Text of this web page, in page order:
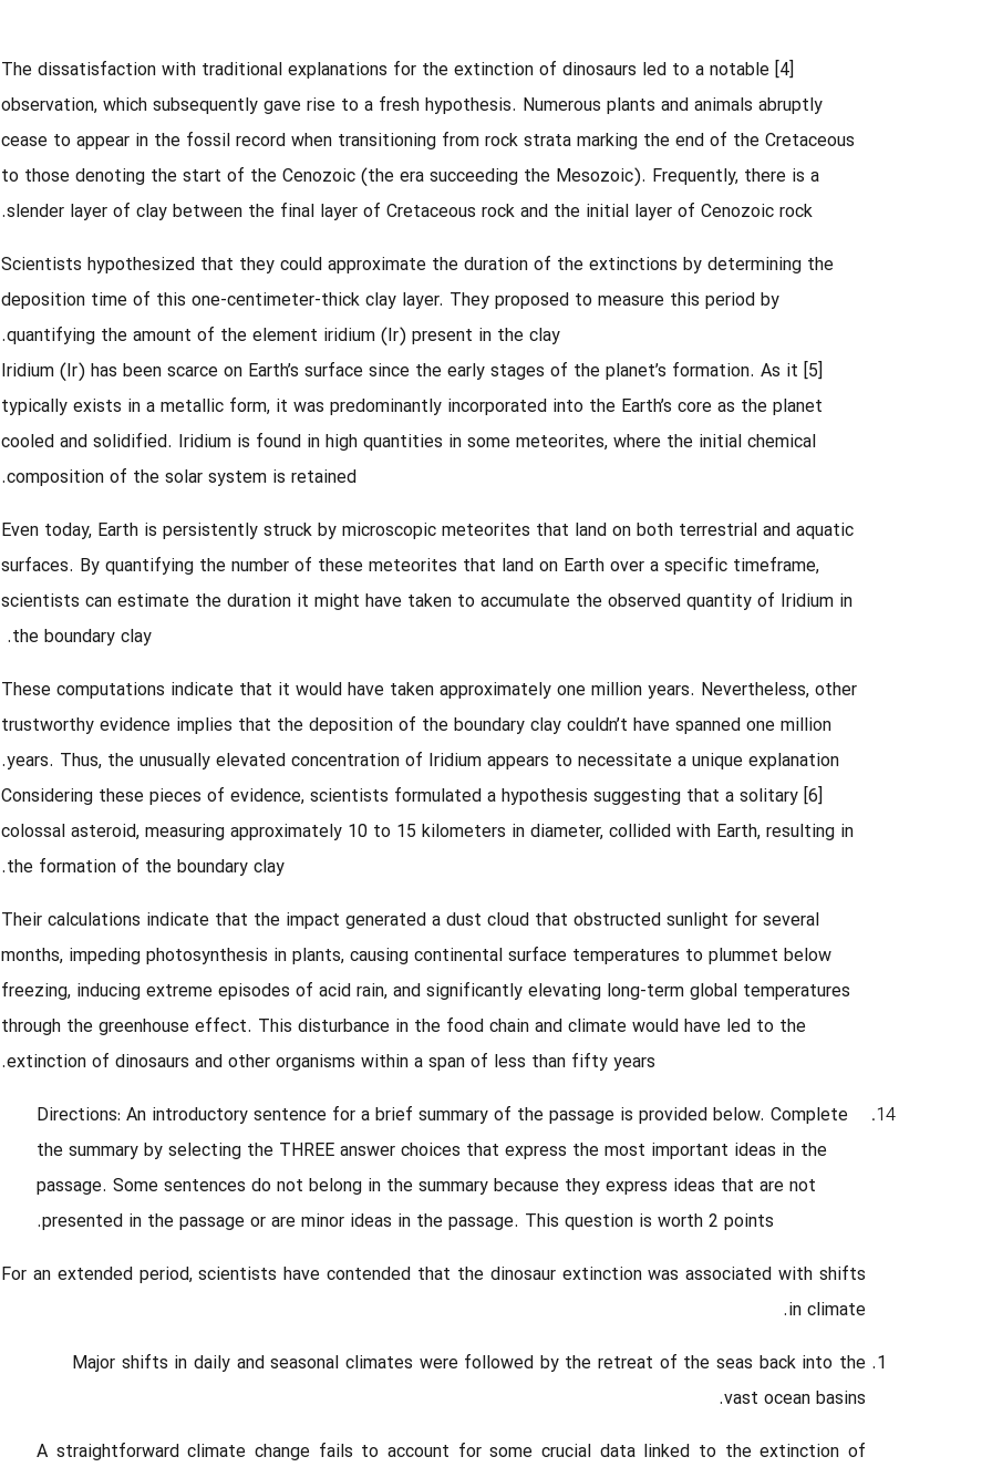
[4] The dissatisfaction with traditional explanations for the extinction of dinosaurs led to a notable
observation, which subsequently gave rise to a fresh hypothesis. Numerous plants and animals abruptly
cease to appear in the fossil record when transitioning from rock strata marking the end of the Cretaceous
to those denoting the start of the Cenozoic (the era succeeding the Mesozoic). Frequently, there is a
slender layer of clay between the final layer of Cretaceous rock and the initial layer of Cenozoic rock.
Scientists hypothesized that they could approximate the duration of the extinctions by determining the
deposition time of this one-centimeter-thick clay layer. They proposed to measure this period by
quantifying the amount of the element iridium (Ir) present in the clay.
[5] Iridium (Ir) has been scarce on Earth’s surface since the early stages of the planet’s formation. As it
typically exists in a metallic form, it was predominantly incorporated into the Earth’s core as the planet
cooled and solidified. Iridium is found in high quantities in some meteorites, where the initial chemical
composition of the solar system is retained.
Even today, Earth is persistently struck by microscopic meteorites that land on both terrestrial and aquatic
surfaces. By quantifying the number of these meteorites that land on Earth over a specific timeframe,
scientists can estimate the duration it might have taken to accumulate the observed quantity of Iridium in
the boundary clay.
These computations indicate that it would have taken approximately one million years. Nevertheless, other
trustworthy evidence implies that the deposition of the boundary clay couldn’t have spanned one million
years. Thus, the unusually elevated concentration of Iridium appears to necessitate a unique explanation.
[6] Considering these pieces of evidence,
scientists formulated a hypothesis suggesting that a solitary
colossal asteroid, measuring approximately 10 to 15 kilometers in diameter, collided with Earth, resulting in
the formation of the boundary clay.
Their calculations indicate that the impact generated a dust cloud that obstructed sunlight for several
months, impeding photosynthesis in plants, causing continental surface temperatures to plummet below
freezing, inducing extreme episodes of acid rain, and significantly elevating long-term global temperatures
through the greenhouse effect. This disturbance in the food chain and climate would have led to the
extinction of dinosaurs and other organisms within a span of less than fifty years.
Directions: An introductory sentence for a brief summary of the passage is provided below. Complete
the summary by selecting the THREE answer choices that express the most important ideas in the
passage. Some sentences do not belong in the summary because they express ideas that are not
presented in the passage or are minor ideas in the passage. This question is worth 2 points.
For an extended period, scientists have contended that the dinosaur extinction was associated with shifts
in climate.
Major shifts in daily and seasonal climates were followed by the retreat of the seas back into the
vast ocean basins.
A straightforward climate change fails to account for some crucial data linked to the extinction of